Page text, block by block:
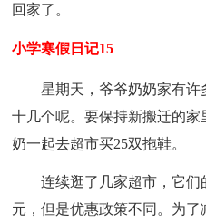
回家了。
小学寒假日记15
星期天，爷爷奶奶家有
十几个呢。要保持新搬迁的
奶一起去超市买25双拖鞋。
连续逛了几家超市，它
元，但是优惠政策不同。为